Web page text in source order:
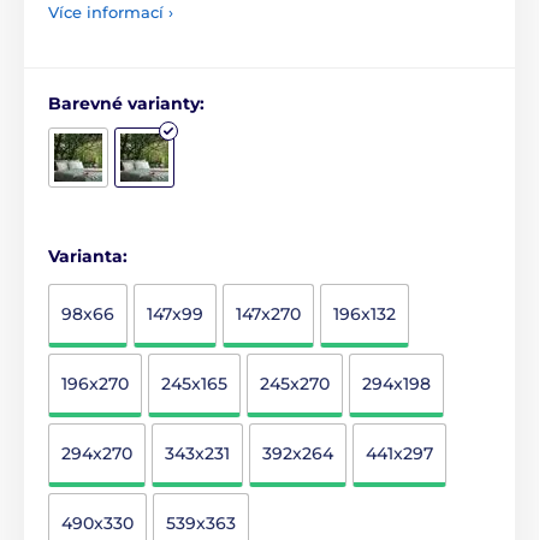
Více informací ›
Barevné varianty:
Varianta:
98x66 147x99 147x270 196x132
196x270 245x165 245x270 294x198
294x270 343x231 392x264 441x297
490x330 539x363